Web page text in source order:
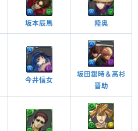
坂本辰馬 陸奥
今井信女
坂田銀時＆高杉
晋助